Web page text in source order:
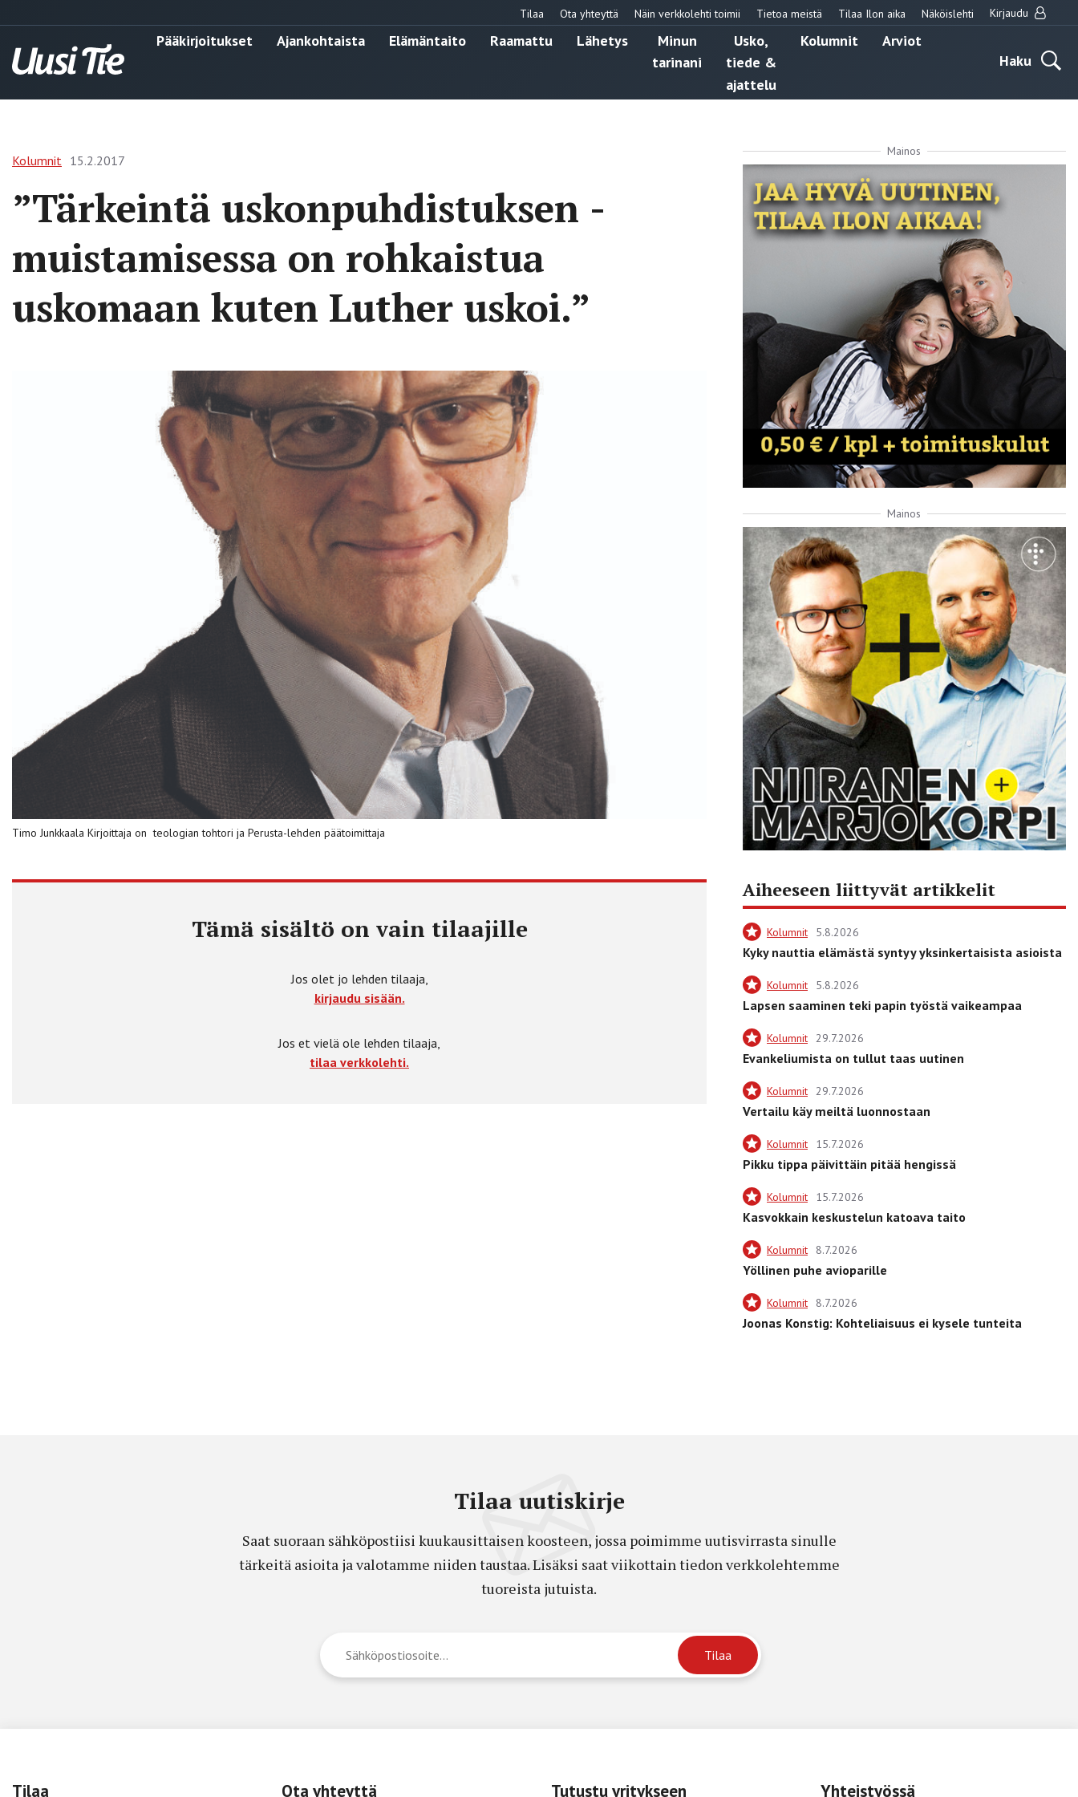
Tilaa Ota yhteyttä Näin verkkolehti toimii Tietoa meistä Tilaa Ilon aika Näköislehti Kirjaudu
Pääkirjoitukset Ajankohtaista Elämäntaito Raamattu Lähetys
Minun
tarinani
Usko,
tiede &
ajattelu
Kolumnit
Arviot
Haku
Kolumnit 15.2.2017
”Tärkeintä uskonpuhdistuksen ­
muistamisessa on rohkaistua
uskomaan kuten Luther uskoi.”
Timo Junkkaala Kirjoittaja on ­ teologian tohtori ja Perusta-lehden päätoimittaja
Tämä sisältö on vain tilaajille
Jos olet jo lehden tilaaja,
kirjaudu sisään.
Jos et vielä ole lehden tilaaja,
tilaa verkkolehti.
Mainos
Mainos
Aiheeseen liittyvät artikkelit
Kolumnit 5.8.2026
Kyky nauttia elämästä syntyy yksinkertaisista asioista
Kolumnit 5.8.2026
Lapsen saaminen teki papin työstä vaikeampaa
Kolumnit 29.7.2026
Evankeliumista on tullut taas uutinen
Kolumnit 29.7.2026
Vertailu käy meiltä luonnostaan
Kolumnit 15.7.2026
Pikku tippa päivittäin pitää hengissä
Kolumnit 15.7.2026
Kasvokkain keskustelun katoava taito
Kolumnit 8.7.2026
Yöllinen puhe avioparille
Kolumnit 8.7.2026
Joonas Konstig: Kohteliaisuus ei kysele tunteita
Tilaa uutiskirje
Saat suoraan sähköpostiisi kuukausittaisen koosteen, jossa poimimme uutisvirrasta sinulle
tärkeitä asioita ja valotamme niiden taustaa. Lisäksi saat viikottain tiedon verkkolehtemme
tuoreista jutuista.
Tilaa Ota yhteyttä Tutustu yritykseen Yhteistyössä